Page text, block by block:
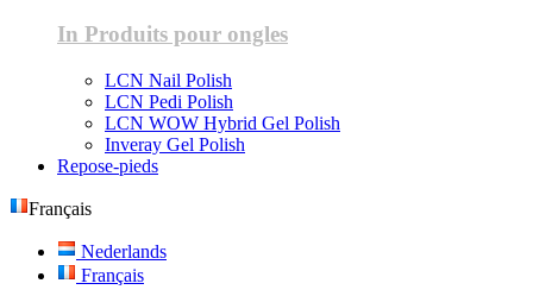
In Produits pour ongles
LCN Nail Polish
LCN Pedi Polish
LCN WOW Hybrid Gel Polish
Inveray Gel Polish
Repose-pieds
Français
Nederlands
Français